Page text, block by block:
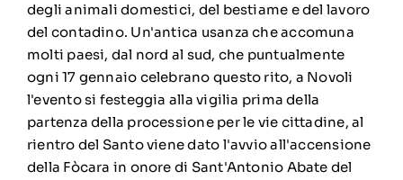
degli animali domestici, del bestiame e del lavoro
del contadino. Un'antica usanza che accomuna
molti paesi, dal nord al sud, che puntualmente
ogni 17 gennaio celebrano questo rito, a Novoli
l'evento si festeggia alla vigilia prima della
partenza della processione per le vie cittadine, al
rientro del Santo viene dato l'avvio all'accensione
della Fòcara in onore di Sant'Antonio Abate del